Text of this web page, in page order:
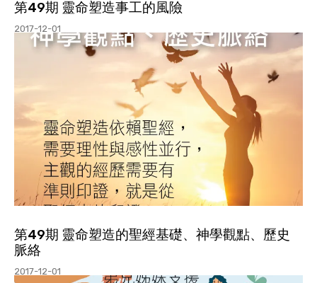
第49期 靈命塑造事工的風險
2017-12-01
第49期 靈命塑造的聖經基礎、神學觀點、歷史
脈絡
2017-12-01